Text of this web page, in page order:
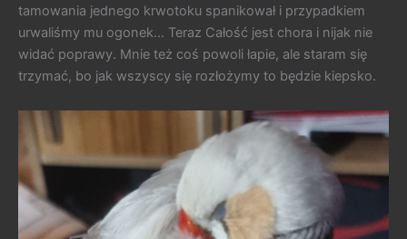
tamowania jednego krwotoku spanikował i przypadkiem
urwaliśmy mu ogonek… Teraz Całość jest chora i nijak nie
widać poprawy. Mnie też coś powoli łapie, ale staram się
trzymać, bo jak wszyscy się rozłożymy to będzie kiepsko.